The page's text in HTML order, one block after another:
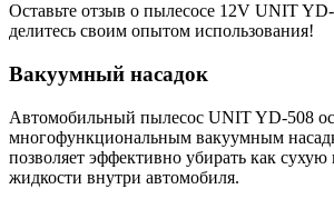
Оставьте отзыв о пылесосе 12V UNIT
делитесь своим опытом использования!
Вакуумный насадок
Автомобильный пылесос UNIT YD-508
многофункциональным вакуумным
позволяет эффективно убирать как сухую
жидкости внутри автомобиля.